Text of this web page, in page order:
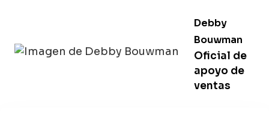
Debby
Bouwman
Oficial de
apoyo de
ventas